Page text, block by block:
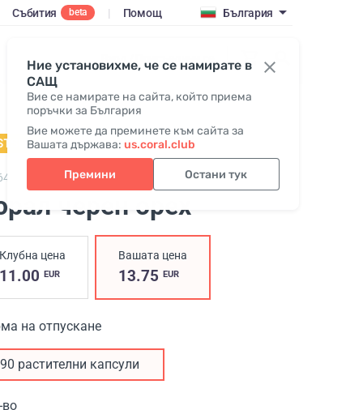
Ние установихме, че се намирате в
САЩ
Вие се намирате на сайта, който приема
поръчки за България
Вие можете да преминете към сайта за
Вашата държава: us.coral.club
Премини Остани тук
Събития beta | Помощ България
Coral Black Walnut
черен орех
Клубна цена
11.00 EUR
Вашата цена
13.75 EUR
на отпускане
90 растителни капсули